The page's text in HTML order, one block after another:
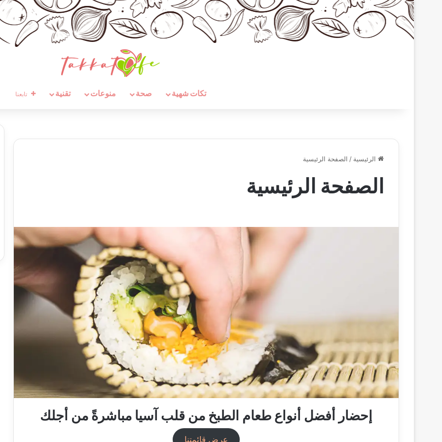
تكات شهية صحة منوعات تقنية تابعنا
الرئيسية / الصفحة الرئيسية
الصفحة الرئيسية
إحضار أفضل أنواع طعام الطبخ من قلب آسيا مباشرةً من أجلك
عرض قائمتنا